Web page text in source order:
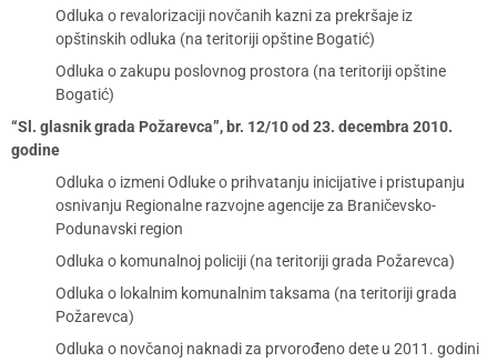
Odluka o revalorizaciji novčanih kazni za prekršaje iz
opštinskih odluka (na teritoriji opštine Bogatić)
Odluka o zakupu poslovnog prostora (na teritoriji opštine
Bogatić)
“Sl. glasnik grada Požarevca”, br. 12/10 od 23. decembra 2010.
godine
Odluka o izmeni Odluke o prihvatanju inicijative i pristupanju
osnivanju Regionalne razvojne agencije za Braničevsko-
Podunavski region
Odluka o komunalnoj policiji (na teritoriji grada Požarevca)
Odluka o lokalnim komunalnim taksama (na teritoriji grada
Požarevca)
Odluka o novčanoj naknadi za prvorođeno dete u 2011. godini